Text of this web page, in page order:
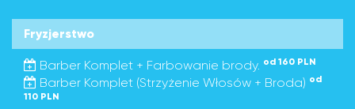
Fryzjerstwo
Barber Komplet + Farbowanie brody. od 160 PLN
Barber Komplet (Strzyżenie Włosów + Broda) od
110 PLN